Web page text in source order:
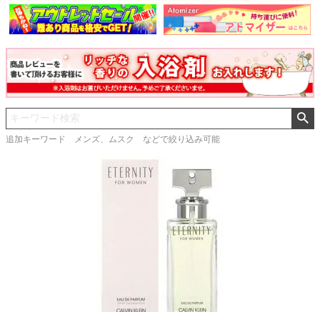
追加キーワード メンズ、ムスク などで絞り込み可能